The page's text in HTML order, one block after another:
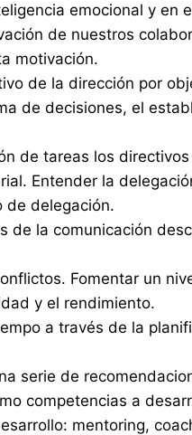
emocional y en
de nuestros
motivación.
de la dirección por
de decisiones, el
de tareas los
Entender la
de delegación.
de la comunicación
Fomentar un
y el rendimiento.
a través de la
serie de
competencias a
mentoring,